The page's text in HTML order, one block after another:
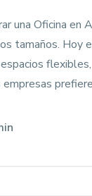
una Oficina en
tamaños. Hoy
empresas